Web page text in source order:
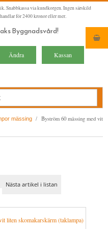
Snabbkassa via kundkorgen. Ingen särskild
för 2400 kronor eller mer.
Byggnadsvård!
Ändra Kassan
MERA
mässing / Byström 60 mässing med vit
Nästa artikel i listan